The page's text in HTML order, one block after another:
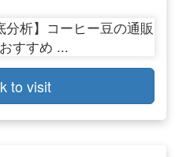
to visit